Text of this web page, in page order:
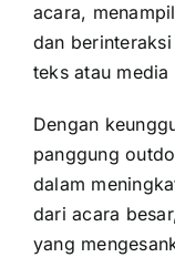
acara,
dаn
teks аtаu media
Dеngаn
panggung
dаlаm
dаrі acara
уаng